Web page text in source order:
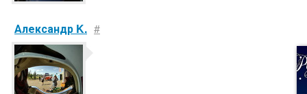
Александр K. #